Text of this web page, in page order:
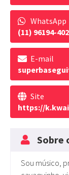
WhatsApp
(11) 96194-
E-mail
Site
https://
Sobre
Sou músico,